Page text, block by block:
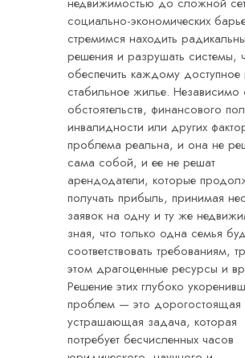
социально-экономических
стремимся находить
решения и разрушать системы,
обеспечить каждому доступное
стабильное жилье. Независимо
обстоятельств, финансового
инвалидности или других
проблема реальна, и она не
сама собой, и ее не решат
арендодатели, которые
получать прибыль, принимая
заявок на одну и ту же
зная, что только одна семья
соответствовать требованиям,
этом драгоценные ресурсы и
Решение этих глубоко
проблем — это дорогостоящая
устрашающая задача, которая
потребует бесчисленных часов